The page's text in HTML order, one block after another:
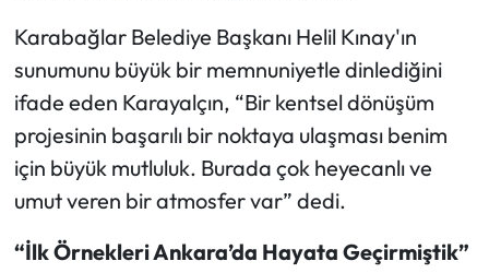
Karabağlar Belediye Başkanı Helil Kınay'ın
sunumunu büyük bir memnuniyetle dinlediğini
ifade eden Karayalçın, “Bir kentsel dönüşüm
projesinin başarılı bir noktaya ulaşması benim
için büyük mutluluk. Burada çok heyecanlı ve
umut veren bir atmosfer var” dedi.
“İlk Örnekleri Ankara’da Hayata Geçirmiştik”